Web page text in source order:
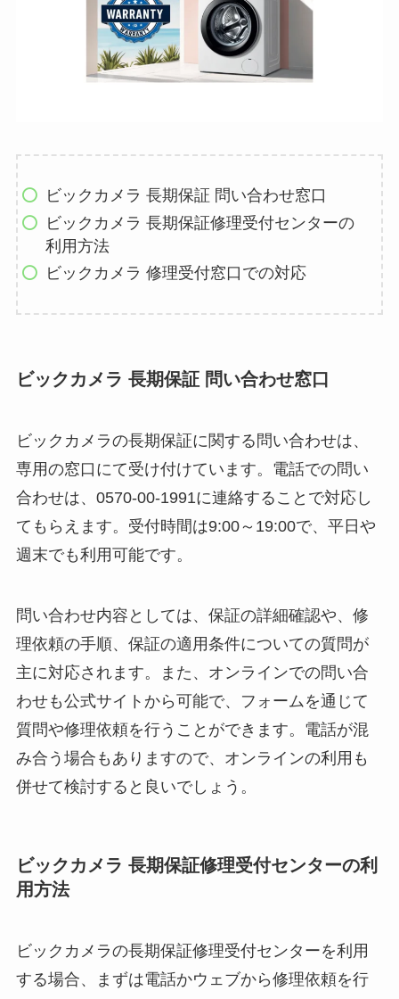
ビックカメラ 長期保証 問い合わせ窓口
ビックカメラ 長期保証修理受付センターの
利用方法
ビックカメラ 修理受付窓口での対応
ビックカメラ 長期保証 問い合わせ窓口
ビックカメラの長期保証に関する問い合わせは、
専用の窓口にて受け付けています。電話での問い
合わせは、0570-00-1991に連絡することで対応し
てもらえます。受付時間は9:00～19:00で、平日や
週末でも利用可能です。
問い合わせ内容としては、保証の詳細確認や、修
理依頼の手順、保証の適用条件についての質問が
主に対応されます。また、オンラインでの問い合
わせも公式サイトから可能で、フォームを通じて
質問や修理依頼を行うことができます。電話が混
み合う場合もありますので、オンラインの利用も
併せて検討すると良いでしょう。
ビックカメラ 長期保証修理受付センターの利
用方法
ビックカメラの長期保証修理受付センターを利用
する場合、まずは電話かウェブから修理依頼を行